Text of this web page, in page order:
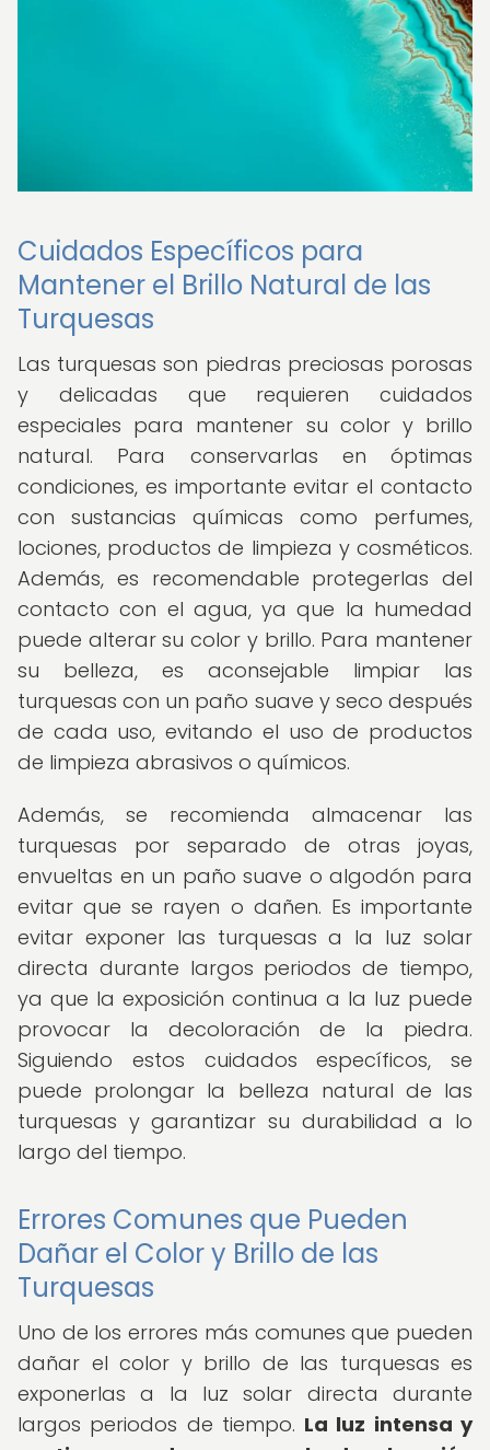
Cuidados Específicos para
Mantener el Brillo Natural de las
Turquesas
Las turquesas son piedras preciosas porosas
y delicadas que requieren cuidados
especiales para mantener su color y brillo
natural. Para conservarlas en óptimas
condiciones, es importante evitar el contacto
con sustancias químicas como perfumes,
lociones, productos de limpieza y cosméticos.
Además, es recomendable protegerlas del
contacto con el agua, ya que la humedad
puede alterar su color y brillo. Para mantener
su belleza, es aconsejable limpiar las
turquesas con un paño suave y seco después
de cada uso, evitando el uso de productos
de limpieza abrasivos o químicos.
Además, se recomienda almacenar las
turquesas por separado de otras joyas,
envueltas en un paño suave o algodón para
evitar que se rayen o dañen. Es importante
evitar exponer las turquesas a la luz solar
directa durante largos periodos de tiempo,
ya que la exposición continua a la luz puede
provocar la decoloración de la piedra.
Siguiendo estos cuidados específicos, se
puede prolongar la belleza natural de las
turquesas y garantizar su durabilidad a lo
largo del tiempo.
Errores Comunes que Pueden
Dañar el Color y Brillo de las
Turquesas
Uno de los errores más comunes que pueden
dañar el color y brillo de las turquesas es
exponerlas a la luz solar directa durante
largos periodos de tiempo. La luz intensa y